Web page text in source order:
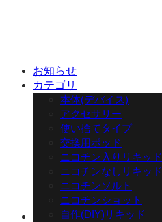
お知らせ
カテゴリ
本体(デバイス)
アクセサリー
使い捨てタイプ
交換用ポッド
ニコチン入りリキッド
ニコチンなしリキッド
ニコチンソルト
ニコチンショット
自作(DIY)リキッド